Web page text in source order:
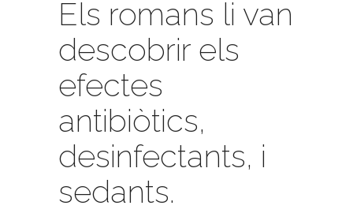
Els romans li van
descobrir els
efectes
antibiòtics,
desinfectants, i
sedants.